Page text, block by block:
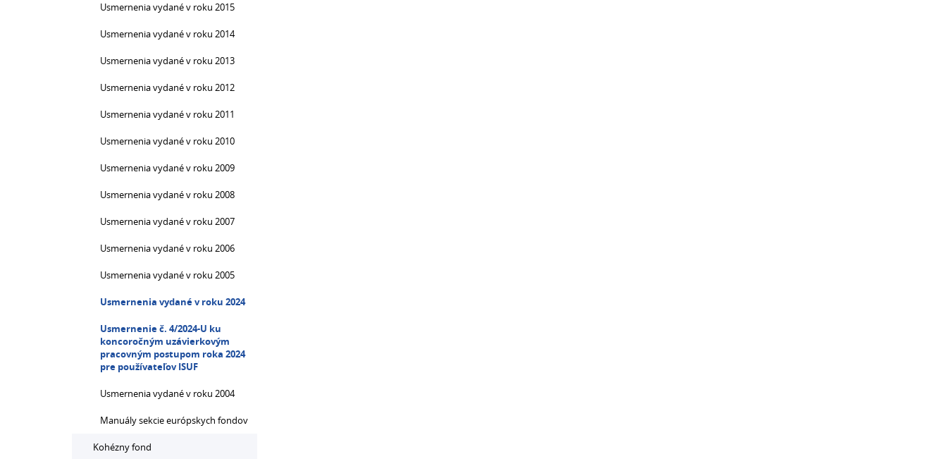
Usmernenia vydané v roku 2015
Usmernenia vydané v roku 2014
Usmernenia vydané v roku 2013
Usmernenia vydané v roku 2012
Usmernenia vydané v roku 2011
Usmernenia vydané v roku 2010
Usmernenia vydané v roku 2009
Usmernenia vydané v roku 2008
Usmernenia vydané v roku 2007
Usmernenia vydané v roku 2006
Usmernenia vydané v roku 2005
Usmernenia vydané v roku 2024
Usmernenie č. 4/2024-U ku
koncoročným uzávierkovým
pracovným postupom roka 2024
pre používateľov ISUF
Usmernenia vydané v roku 2004
Manuály sekcie európskych fondov
Kohézny fond